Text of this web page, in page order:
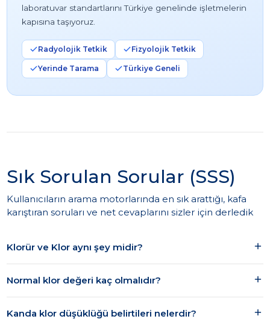
laboratuvar standartlarını Türkiye genelinde işletmelerin
kapısına taşıyoruz.
Radyolojik Tetkik Fizyolojik Tetkik
Yerinde Tarama Türkiye Geneli
Sık Sorulan Sorular (SSS)
Kullanıcıların arama motorlarında en sık arattığı, kafa
karıştıran soruları ve net cevaplarını sizler için derledik
Klorür ve Klor aynı şey midir?
Normal klor değeri kaç olmalıdır?
Kanda klor düşüklüğü belirtileri nelerdir?